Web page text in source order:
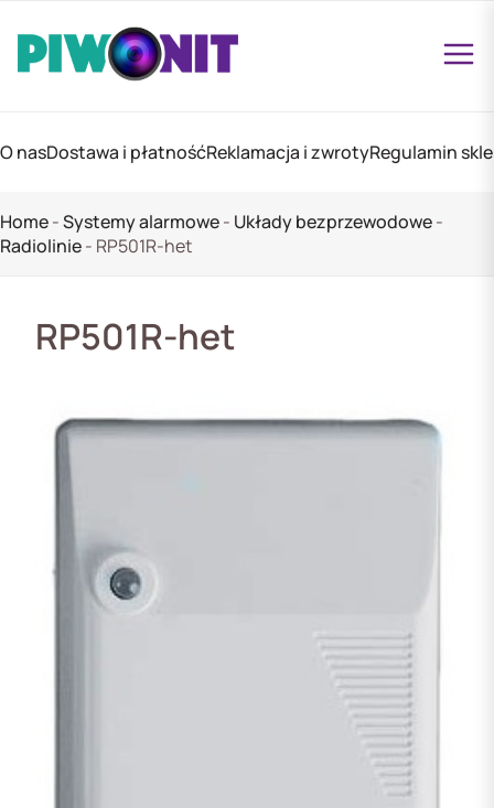
O nasDostawa i płatnośćReklamacja i zwrotyRegulamin
Home-Systemy alarmowe- Układy bezprzewodowe-
Radiolinie- RP501R-het
RP501R-het